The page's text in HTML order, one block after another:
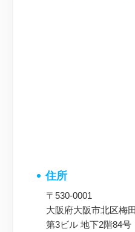
すぐそばにある
階宝くじ売り場
住所
〒530-0001
大阪府大阪市北区梅
第3ビル 地下2階84号